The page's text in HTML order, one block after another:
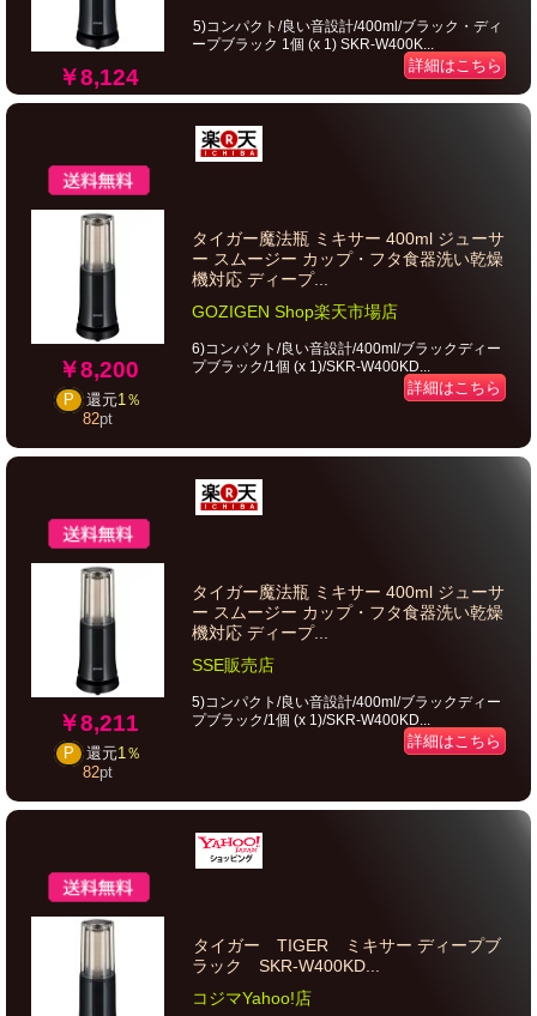
￥8,124
5)コンパクト/良い音設計/400ml/ブラック・ディ
ープブラック 1個 (x 1) SKR-W400K...
詳細はこちら
￥8,200
P 還元1％
82pt
タイガー魔法瓶 ミキサー 400ml ジューサ
ー スムージー カップ・フタ食器洗い乾燥
機対応 ディープ...
GOZIGEN Shop楽天市場店
6)コンパクト/良い音設計/400ml/ブラックディー
プブラック/1個 (x 1)/SKR-W400KD...
詳細はこちら
￥8,211
P 還元1％
82pt
タイガー魔法瓶 ミキサー 400ml ジューサ
ー スムージー カップ・フタ食器洗い乾燥
機対応 ディープ...
SSE販売店
5)コンパクト/良い音設計/400ml/ブラックディー
プブラック/1個 (x 1)/SKR-W400KD...
詳細はこちら
タイガー TIGER ミキサー ディープブ
ラック SKR-W400KD...
コジマYahoo!店